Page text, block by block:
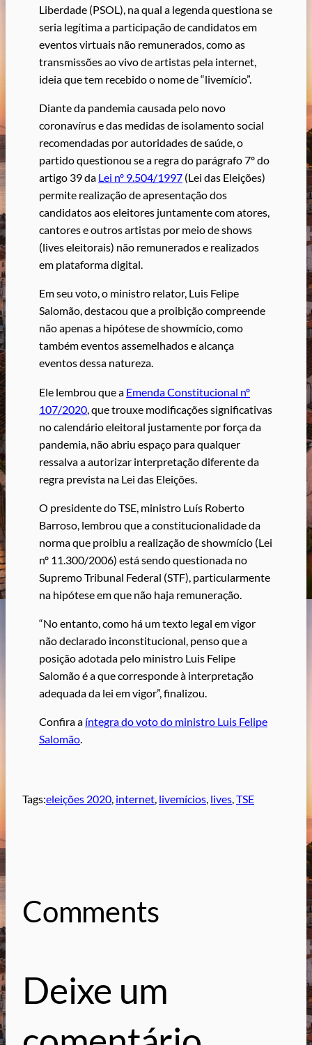
Liberdade (PSOL), na qual a legenda questiona se
seria legítima a participação de candidatos em
eventos virtuais não remunerados, como as
transmissões ao vivo de artistas pela internet,
ideia que tem recebido o nome de “livemício”.
Diante da pandemia causada pelo novo
coronavírus e das medidas de isolamento social
recomendadas por autoridades de saúde, o
partido questionou se a regra do parágrafo 7º do
artigo 39 da Lei nº 9.504/1997 (Lei das Eleições)
permite realização de apresentação dos
candidatos aos eleitores juntamente com atores,
cantores e outros artistas por meio de shows
(lives eleitorais) não remunerados e realizados
em plataforma digital.
Em seu voto, o ministro relator, Luis Felipe
Salomão, destacou que a proibição compreende
não apenas a hipótese de showmício, como
também eventos assemelhados e alcança
eventos dessa natureza.
Ele lembrou que a Emenda Constitucional nº
107/2020 , que trouxe modificações significativas
no calendário eleitoral justamente por força da
pandemia, não abriu espaço para qualquer
ressalva a autorizar interpretação diferente da
regra prevista na Lei das Eleições.
O presidente do TSE, ministro Luís Roberto
Barroso, lembrou que a constitucionalidade da
norma que proibiu a realização de showmício (Lei
nº 11.300/2006) está sendo questionada no
Supremo Tribunal Federal (STF), particularmente
na hipótese em que não haja remuneração.
“No entanto, como há um texto legal em vigor
não declarado inconstitucional, penso que a
posição adotada pelo ministro Luis Felipe
Salomão é a que corresponde à interpretação
adequada da lei em vigor”, finalizou.
Confira a íntegra do voto do ministro Luis Felipe
Salomão.
Tags:eleições 2020, internet, livemícios, lives, TSE
Comments
Deixe um